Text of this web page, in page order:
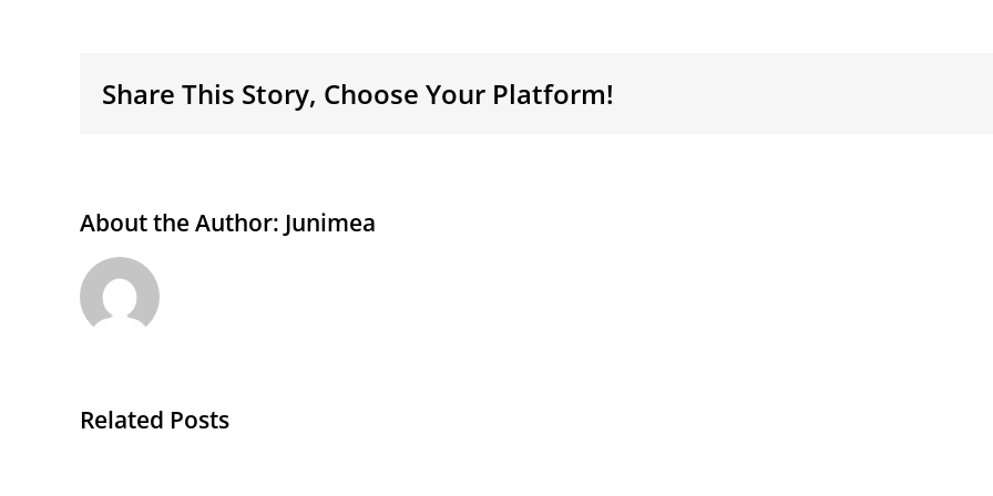
Share This Story, Choose Your Platform!
About the Author: Junimea
Related Posts